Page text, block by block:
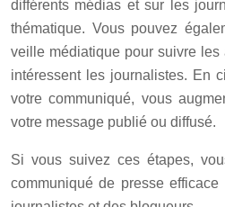
différents médias et sur les
thématique. Vous pouvez
veille médiatique pour suivre
intéressent les journalistes. En
votre communiqué, vous
votre message publié ou diffusé.
Si vous suivez ces étapes,
communiqué de presse efficace